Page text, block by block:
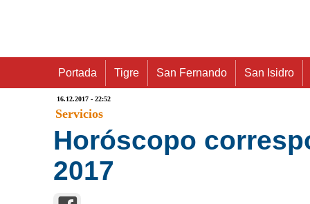
Portada Tigre San Fernando San Isidro
16.12.2017 - 22:52
Servicios
Horóscopo
2017